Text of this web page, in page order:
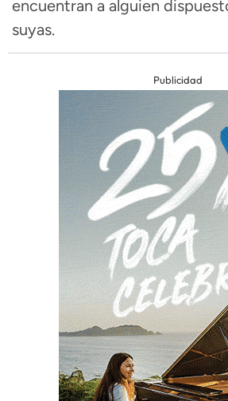
encuentran a alguien
suyas.
Publicidad